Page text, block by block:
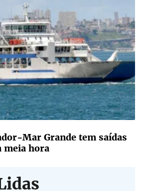
Mar Grande tem saídas
meia hora